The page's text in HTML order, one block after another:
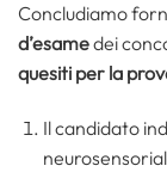
Concludiamo
d’esamedei
quesiti per la
Il candidato